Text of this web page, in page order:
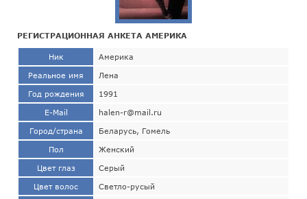
РЕГИСТРАЦИОННАЯ АНКЕТА АМЕРИКА
Ник Америка
Реальное имя Лена
Год рождения 1991
E-Mail halen-r@mail.ru
Город/страна Беларусь, Гомель
Пол Женский
Цвет глаз Серый
Цвет волос Светло-русый